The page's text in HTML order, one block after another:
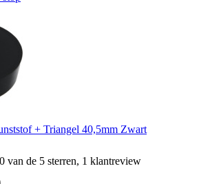
+ Triangel 40,5mm Zwart
van de 5 sterren, 1 klantreview